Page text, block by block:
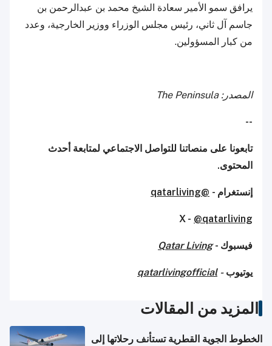
يرافق سمو الأمير سعادة الشيخ محمد بن عبدالرحمن بن
جاسم آل ثاني، رئيس مجلس الوزراء ووزير الخارجية، وعدد
من كبار المسؤولين.
المصدر: The Peninsula
--
تابعونا على منصاتنا للتواصل الاجتماعي لمتابعة أحدث
المحتوى.
إنستغرام - @qatarliving
X - @qatarliving
فيسبوك -Qatar Living
يوتيوب-
qatarlivingofficial
المزيد من المقالات
الخطوط الجوية القطرية تستأنف رحلاتها إلى